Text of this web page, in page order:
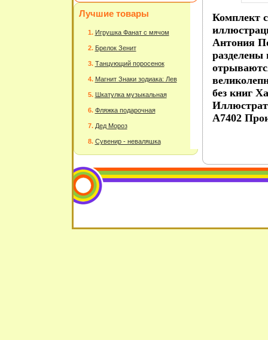
Лучшие товары
Игрушка Фанат с мячом
Брелок Зенит
Танцующий поросенок
Магнит Знаки зодиака: Лев
Шкатулка музыкальная
Фляжка подарочная
Дед Мороз
Сувенир - неваляшка
Комплект
Антония
без книг
А7402